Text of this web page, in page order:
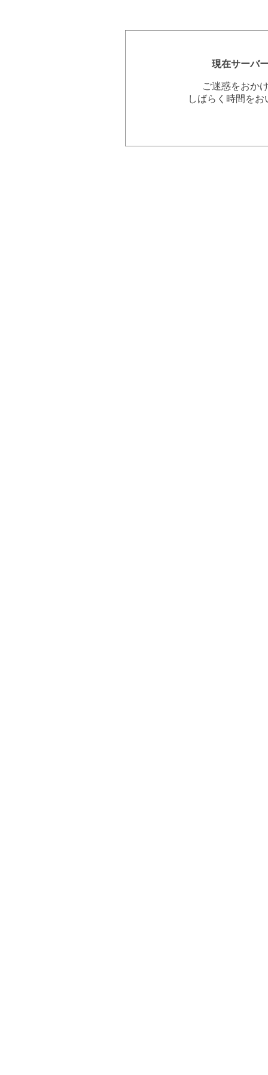
現在サーバ
ご迷惑をおか
しばらく時間を